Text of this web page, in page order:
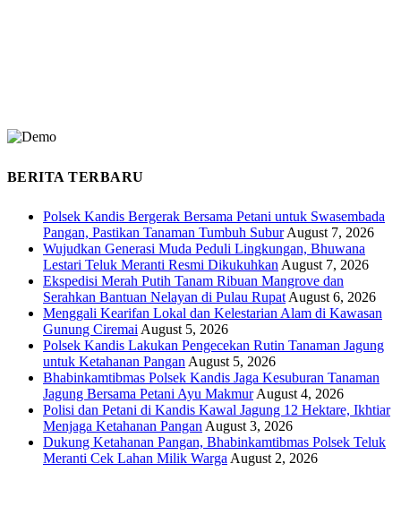
BERITA TERBARU
Polsek Kandis Bergerak Bersama Petani untuk Swasembada
Pangan, Pastikan Tanaman Tumbuh Subur August 7, 2026
Wujudkan Generasi Muda Peduli Lingkungan, Bhuwana
Lestari Teluk Meranti Resmi Dikukuhkan August 7, 2026
Ekspedisi Merah Putih Tanam Ribuan Mangrove dan
Serahkan Bantuan Nelayan di Pulau Rupat August 6, 2026
Menggali Kearifan Lokal dan Kelestarian Alam di Kawasan
Gunung Ciremai August 5, 2026
Polsek Kandis Lakukan Pengecekan Rutin Tanaman Jagung
untuk Ketahanan Pangan August 5, 2026
Bhabinkamtibmas Polsek Kandis Jaga Kesuburan Tanaman
Jagung Bersama Petani Ayu Makmur August 4, 2026
Polisi dan Petani di Kandis Kawal Jagung 12 Hektare, Ikhtiar
Menjaga Ketahanan Pangan August 3, 2026
Dukung Ketahanan Pangan, Bhabinkamtibmas Polsek Teluk
Meranti Cek Lahan Milik Warga August 2, 2026